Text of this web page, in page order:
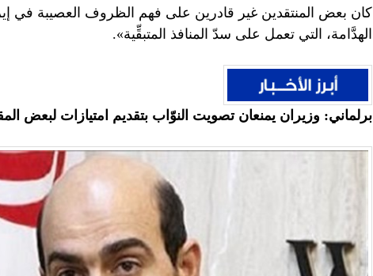
كان بعض المنتقدين غير قادرين على فهم الظروف العصيبة في
الهدَّامة، التي تعمل على سدّ المنافذ المتبقِّية».
برلماني: وزيران يمنعان تصويت النوّاب بتقديم امتيازات لبعض